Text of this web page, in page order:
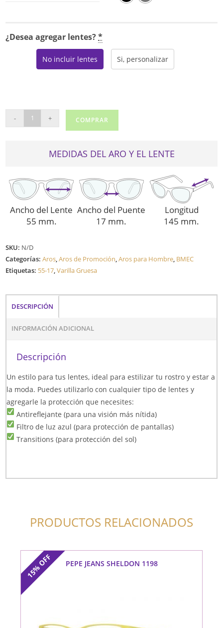
¿Desea agregar lentes?*
No incluir lentes Si, personalizar
BIG
- + COMPRAR
MEDIDAS DEL ARO Y EL LENTE
Ancho del Lente
55 mm.
Ancho del Puente
17 mm.
Longitud
145 mm.
SKU: N/D
Categorías:Aros,Aros de Promoción,Aros para Hombre, BMEC
Etiquetas: 55-17,Varilla Gruesa
DESCRIPCIÓN
INFORMACIÓN ADICIONAL
Descripción
Un estilo para tus lentes, ideal para estilizar tu rostro y estar a
la moda. Puedes utilizarlo con cualquier tipo de lentes y
agregarle la protección que necesites:
Antireflejante (para una visión más nítida)
Filtro de luz azul (para protección de pantallas)
Transitions (para protección del sol)
PRODUCTOS RELACIONADOS
15%
OFF PEPE JEANS SHELDON 1198